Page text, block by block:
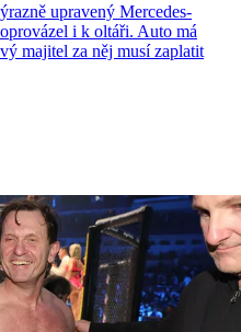
upravený Mercedes-
i k oltáři. Auto má
majitel za něj musí zaplatit